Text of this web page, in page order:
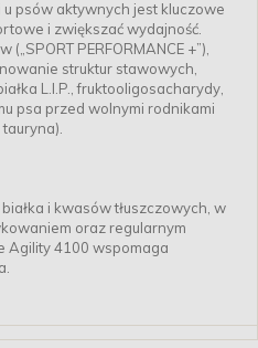
psów aktywnych jest kluczowe
i zwiększać wydajność.
PERFORMANCE +”),
struktur stawowych,
L.I.P., fruktooligosacharydy,
psa przed wolnymi rodnikami
i kwasów tłuszczowych, w
oraz regularnym
Agility 4100 wspomaga